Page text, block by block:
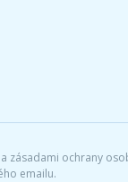
ochrany
emailu.